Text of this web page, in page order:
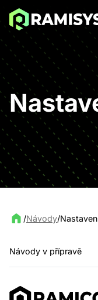
/Návody/
Návody v přípravě
Demo
nahlédnutí a